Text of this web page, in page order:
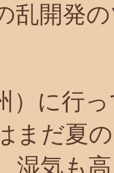
乱開発
）に行
まだ夏
湿気も